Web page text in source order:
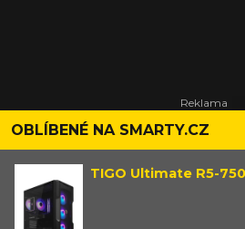
OBLÍBENÉ NA SMARTY.CZ
TIGO Ultimate R5-